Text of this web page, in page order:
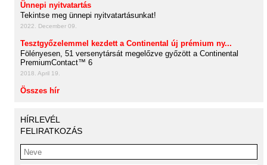
Ünnepi nyitvatartás
Tekintse meg ünnepi nyitvatartásunkat!
2022. December 09.
Tesztgyőzelemmel kezdett a Continental új prémium ny...
Fölényesen, 51 versenytársát megelőzve győzött a Continental
PremiumContact™ 6
2018. April 19.
Összes hír
HÍRLEVÉL
FELIRATKOZÁS